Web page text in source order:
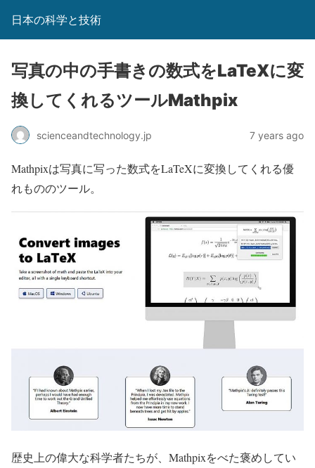
日本の科学と技術
写真の中の手書きの数式をLaTeXに変
換してくれるツールMathpix
scienceandtechnology.jp 7 years ago
Mathpixは写真に写った数式をLaTeXに変換してくれる優
れもののツール。
歴史上の偉大な科学者たちが、Mathpixをべた褒めしてい